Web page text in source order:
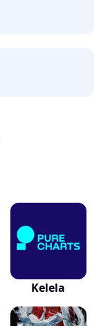
Kelela